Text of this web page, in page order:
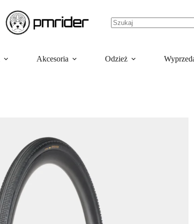
Akcesoria Odzież